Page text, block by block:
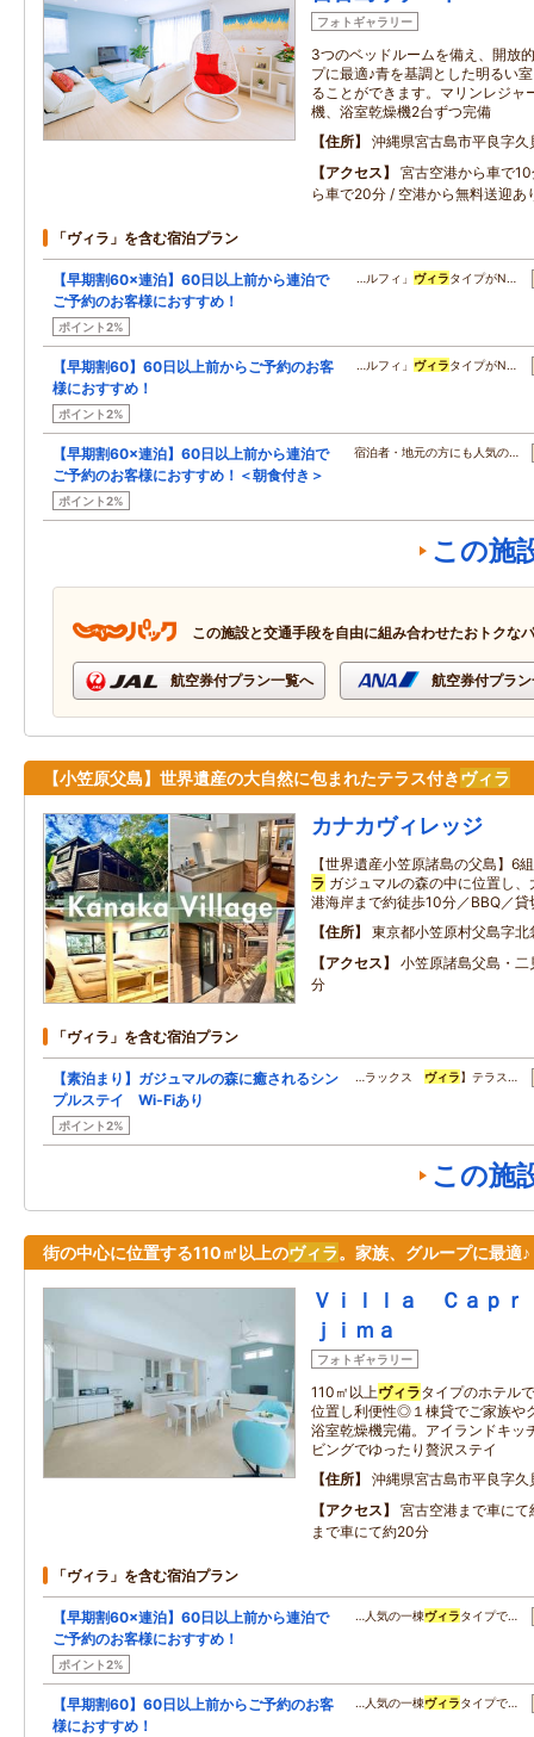
フォトギャラリー
3つのベッドルームを備え、開放
プに最適♪青を基調とした明るい
ることができます。マリンレジャ
機、浴室乾燥機2台ずつ完備
住所
沖縄県宮古島市平良字久
アクセス
宮古空港から車で
ら車で20分 / 空港から無料送迎あ
「ヴィラ」を含む宿泊プラン
【早期割60×連泊】60日以上前から連泊で
ご予約のお客様におすすめ！
ポイント2%
…ルフィ」 ヴィラタイプがN…
【早期割60】60日以上前からご予約のお客
様におすすめ！
ポイント2%
…ルフィ」 ヴィラタイプがN…
【早期割60×連泊】60日以上前から連泊で
ご予約のお客様におすすめ！＜朝食付き＞
ポイント2%
宿泊者・地元の方にも人気の…
この施
この施設と交通手段を自由に組み合わせたおトクな
航空券付プラン一覧へ 航空券付プラ
【小笠原父島】世界遺産の大自然に包まれたテラス付きヴィラ
カナカヴィレッジ
【世界遺産小笠原諸島の父島】6
ラ ガジュマルの森の中に位置し
港海岸まで約徒歩10分／BBQ／
住所
東京都小笠原村父島字北
アクセス
小笠原諸島父島・
分
「ヴィラ」を含む宿泊プラン
【素泊まり】ガジュマルの森に癒されるシン
プルステイ Wi-Fiあり
ポイント2%
…ラックス ヴィラ】テラス…
この施
街の中心に位置する110㎡以上のヴィラ。家族、グループに最適♪
Ｖｉｌｌａ Ｃａｐ
ｊｉｍａ
フォトギャラリー
110㎡以上ヴィラタイプのホテル
位置し利便性◎１棟貸でご家族や
浴室乾燥機完備。アイランドキッ
ビングでゆったり贅沢ステイ
住所
沖縄県宮古島市平良字久
アクセス
宮古空港まで車に
まで車にて約20分
「ヴィラ」を含む宿泊プラン
【早期割60×連泊】60日以上前から連泊で
ご予約のお客様におすすめ！
ポイント2%
…人気の一棟ヴィラタイプで…
【早期割60】60日以上前からご予約のお客
様におすすめ！
…人気の一棟ヴィラタイプで…